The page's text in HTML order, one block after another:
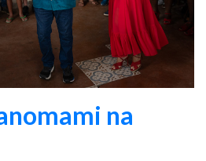
na